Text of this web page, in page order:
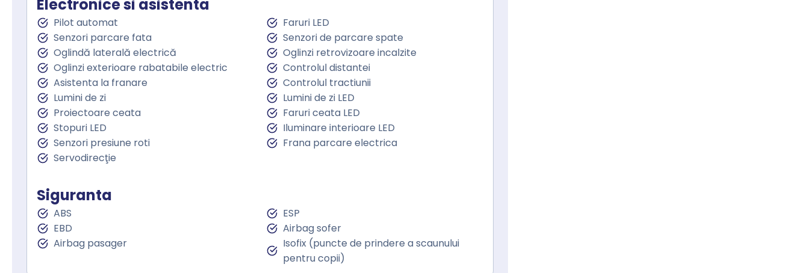
Electronice si asistenta
Pilot automat
Faruri LED
Senzori parcare fata
Senzori de parcare spate
Oglindă laterală electrică
Oglinzi retrovizoare incalzite
Oglinzi exterioare rabatabile electric
Controlul distantei
Asistenta la franare
Controlul tractiunii
Lumini de zi
Lumini de zi LED
Proiectoare ceata
Faruri ceata LED
Stopuri LED
Iluminare interioare LED
Senzori presiune roti
Frana parcare electrica
Servodirecţie
Siguranta
ABS
ESP
EBD
Airbag sofer
Airbag pasager
Isofix (puncte de prindere a scaunului
pentru copii)